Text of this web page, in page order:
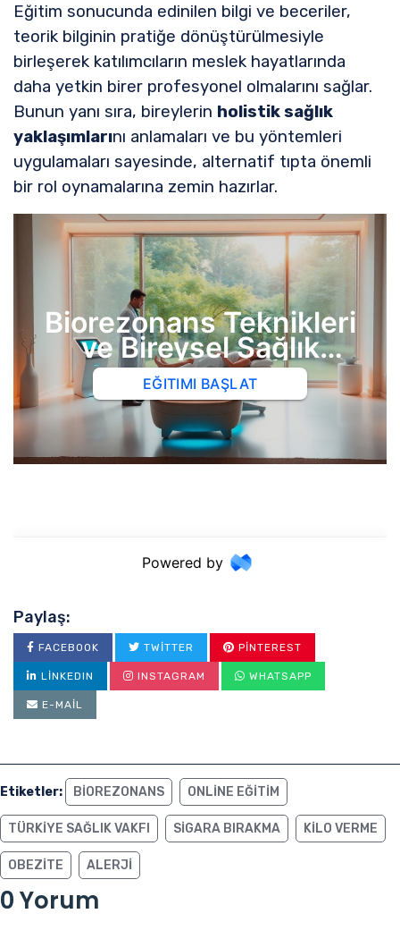
Eğitim sonucunda edinilen bilgi ve beceriler,
teorik bilginin pratiğe dönüştürülmesiyle
birleşerek katılımcıların meslek hayatlarında
daha yetkin birer profesyonel olmalarını sağlar.
Bunun yanı sıra, bireylerin holistik sağlık
yaklaşımlarını anlamaları ve bu yöntemleri
uygulamaları sayesinde, alternatif tıpta önemli
bir rol oynamalarına zemin hazırlar.
Paylaş:
FACEBOOK TWITTER PINTEREST
LINKEDIN INSTAGRAM WHATSAPP
E-MAIL
Etiketler: BIOREZONANS ONLINE EĞITIM
TÜRKIYE SAĞLIK VAKFI SIGARA BIRAKMA KILO VERME
OBEZITE ALERJI
0 Yorum